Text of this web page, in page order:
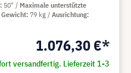
1.076,30 €*
versandfertig. Lieferzeit 1-3
50"
Maximale unterstützte
Gewicht 79 kg
Ausrichtung